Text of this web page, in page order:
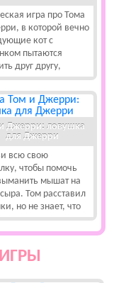
игра про Тома
в которой вечно
кот с
пытаются
друг другу,
Джерри: ловушка
для Джерри
всю свою
чтобы помочь
мышат на
Том расставил
но не знает, что